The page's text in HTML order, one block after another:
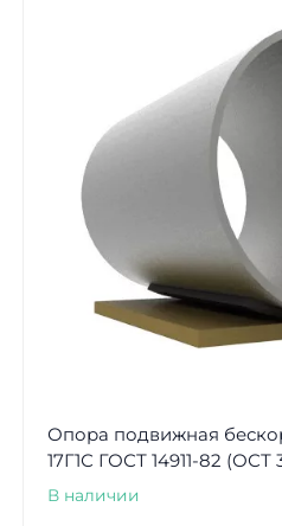
Опора подвижная
17Г1С ГОСТ 14911-82 (ОСТ
В наличии